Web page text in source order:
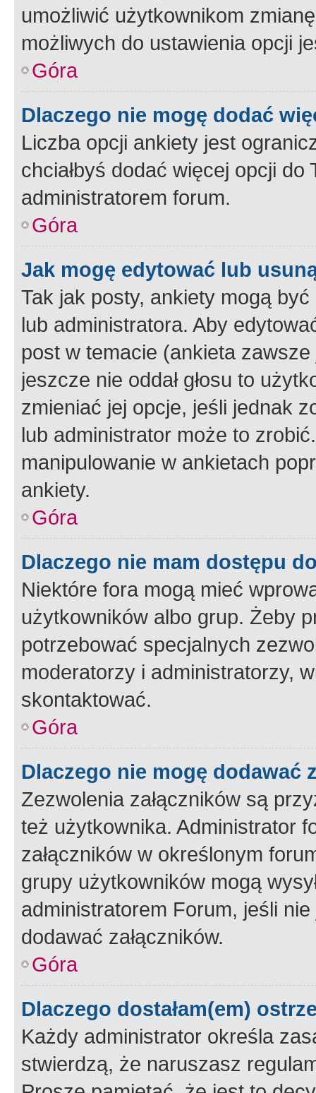
umożliwić użytkownikom
możliwych do ustawienia opcji
Góra
Dlaczego nie mogę dodać
Liczba opcji ankiety jest
chciałbyś dodać więcej opcji
administratorem forum.
Góra
Jak mogę edytować lub
Tak jak posty, ankiety mogą
lub administratora. Aby
post w temacie (ankieta
jeszcze nie oddał głosu to
zmieniać jej opcje, jeśli jednak
lub administrator może to
manipulowanie w ankietach
ankiety.
Góra
Dlaczego nie mam dostępu
Niektóre fora mogą mieć
użytkowników albo grup. Żeby
potrzebować specjalnych
moderatorzy i administratorzy,
skontaktować.
Góra
Dlaczego nie mogę dodawać
Zezwolenia załączników są
też użytkownika. Administrator
załączników w określonym
grupy użytkowników mogą
administratorem Forum, jeśli
dodawać załączników.
Góra
Dlaczego dostałam(em)
Każdy administrator określa
stwierdzą, że naruszasz